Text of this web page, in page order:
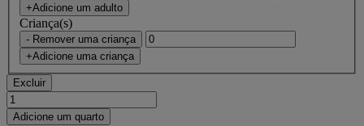
+Adicione um adulto
Criança(s)
- Remover uma criança
+Adicione uma criança
Excluir
Adicione um quarto